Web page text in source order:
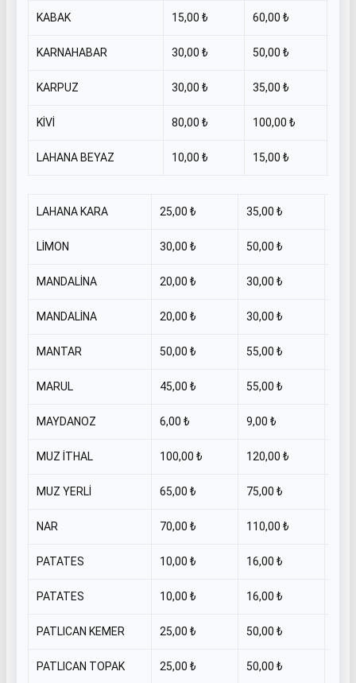
KABAK 15,00 ₺ 60,00 ₺
KARNAHABAR 30,00 ₺ 50,00 ₺
KARPUZ 30,00 ₺ 35,00 ₺
KİVİ 80,00 ₺ 100,00 ₺
LAHANA BEYAZ 10,00 ₺ 15,00 ₺
LAHANA KARA 25,00 ₺ 35,00 ₺
LİMON 30,00 ₺ 50,00 ₺
MANDALİNA 20,00 ₺ 30,00 ₺
MANDALİNA 20,00 ₺ 30,00 ₺
MANTAR 50,00 ₺ 55,00 ₺
MARUL 45,00 ₺ 55,00 ₺
MAYDANOZ 6,00 ₺ 9,00 ₺
MUZ İTHAL 100,00 ₺ 120,00 ₺
MUZ YERLİ 65,00 ₺ 75,00 ₺
NAR 70,00 ₺ 110,00 ₺
PATATES 10,00 ₺ 16,00 ₺
PATATES 10,00 ₺ 16,00 ₺
PATLICAN KEMER 25,00 ₺ 50,00 ₺
PATLICAN TOPAK 25,00 ₺ 50,00 ₺